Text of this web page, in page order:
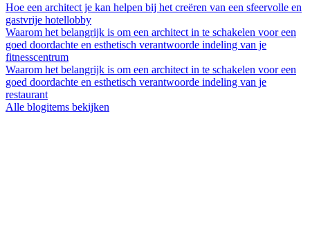
Hoe een architect je kan helpen bij het creëren van een sfeervolle en
gastvrije hotellobby
Waarom het belangrijk is om een architect in te schakelen voor een
goed doordachte en esthetisch verantwoorde indeling van je
fitnesscentrum
Waarom het belangrijk is om een architect in te schakelen voor een
goed doordachte en esthetisch verantwoorde indeling van je
restaurant
Alle blogitems bekijken